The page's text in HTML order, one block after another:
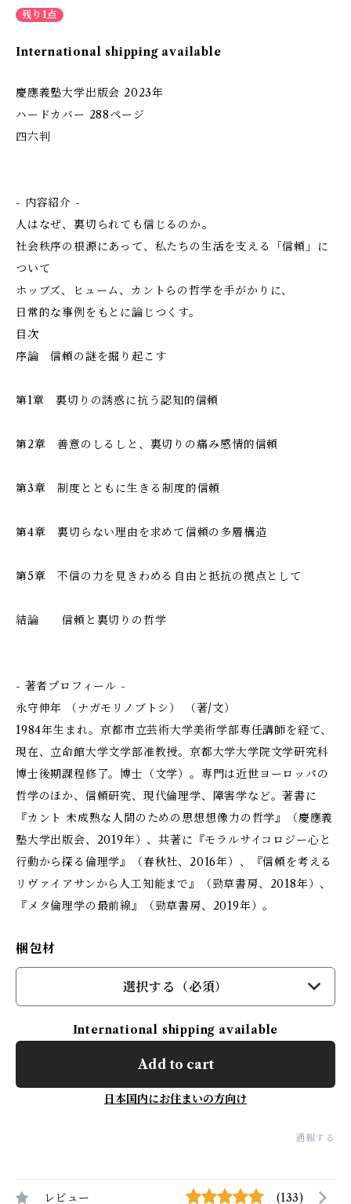
残り1点
International shipping available
慶應義塾大学出版会 2023年
ハードカバー 288ページ
四六判
- 内容紹介 -
人はなぜ、裏切られても信じるのか――。
社会秩序の根源にあって、私たちの生活を支える「信頼」に
ついて
ホッブズ、ヒューム、カントらの哲学を手がかりに、
日常的な事例をもとに論じつくす。
目次
序論 信頼の謎を掘り起こす
第1章 裏切りの誘惑に抗う――認知的信頼
第2章 善意のしるしと、裏切りの痛み――感情的信頼
第3章 制度とともに生きる――制度的信頼
第4章 裏切らない理由を求めて――信頼の多層構造
第5章 不信の力を見きわめる――自由と抵抗の拠点として
結論 信頼と裏切りの哲学
- 著者プロフィール -
永守伸年 （ナガモリノブトシ） （著/文）
1984年生まれ。京都市立芸術大学美術学部専任講師を経て、
現在、立命館大学文学部准教授。京都大学大学院文学研究科
博士後期課程修了。博士（文学）。専門は近世ヨーロッパの
哲学のほか、信頼研究、現代倫理学、障害学など。著書に
『カント 未成熟な人間のための思想――想像力の哲学』（慶應義
塾大学出版会、2019年）、共著に『モラルサイコロジー――心と
行動から探る倫理学』（春秋社、2016年）、『信頼を考える――
リヴァイアサンから人工知能まで』（勁草書房、2018年）、
『メタ倫理学の最前線』（勁草書房、2019年）。
梱包材
選択する（必須）
International shipping available
Add to cart
日本国内にお住まいの方向け
通報する
レビュー (133)